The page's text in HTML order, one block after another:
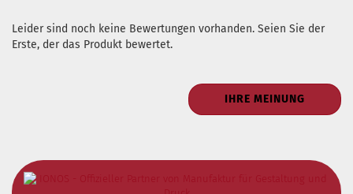
Leider sind noch keine Bewertungen vorhanden. Seien Sie der
Erste, der das Produkt bewertet.
IHRE MEINUNG